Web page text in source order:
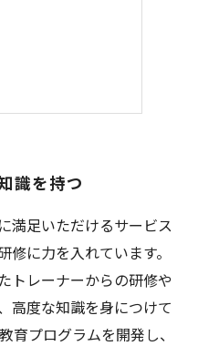
識を持つ
満足いただけるサービス
に力を入れています。
トレーナーからの研修や
高度な知識を身につけて
育プログラムを開発し、